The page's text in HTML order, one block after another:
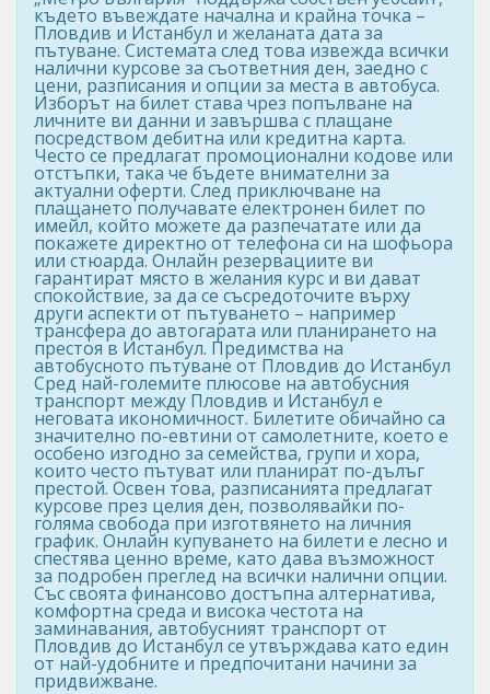
където въвеждате начална и крайна точка –
Пловдив и Истанбул и желаната дата за
пътуване. Системата след това извежда всички
налични курсове за съответния ден, заедно с
цени, разписания и опции за места в автобуса.
Изборът на билет става чрез попълване на
личните ви данни и завършва с плащане
посредством дебитна или кредитна карта.
Често се предлагат промоционални кодове или
отстъпки, така че бъдете внимателни за
актуални оферти. След приключване на
плащането получавате електронен билет по
имейл, който можете да разпечатате или да
покажете директно от телефона си на шофьора
или стюарда. Онлайн резервациите ви
гарантират място в желания курс и ви дават
спокойствие, за да се съсредоточите върху
други аспекти от пътуването – например
трансфера до автогарата или планирането на
престоя в Истанбул. Предимства на
автобусното пътуване от Пловдив до Истанбул
Сред най-големите плюсове на автобусния
транспорт между Пловдив и Истанбул е
неговата икономичност. Билетите обичайно са
значително по-евтини от самолетните, което е
особено изгодно за семейства, групи и хора,
които често пътуват или планират по-дълъг
престой. Освен това, разписанията предлагат
курсове през целия ден, позволявайки по-
голяма свобода при изготвянето на личния
график. Онлайн купуването на билети е лесно и
спестява ценно време, като дава възможност
за подробен преглед на всички налични опции.
Със своята финансово достъпна алтернатива,
комфортна среда и висока честота на
заминавания, автобусният транспорт от
Пловдив до Истанбул се утвърждава като един
от най-удобните и предпочитани начини за
придвижване.